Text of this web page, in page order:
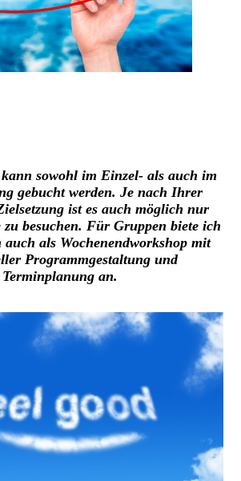
sowohl im Einzel- als auch im
gebucht werden. Je nach Ihrer
ist es auch möglich nur
besuchen. Für Gruppen biete ich
auch als Wochenendworkshop mit
Programmgestaltung und
Terminplanung an.